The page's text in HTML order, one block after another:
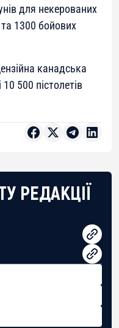
для некерованих
1300 бойових
канадська
500 пістолетів
РЕДАКЦІЇ